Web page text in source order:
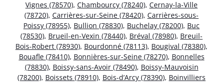
Vignes (78570), Chambourcy (78240), Cernay-la-Ville
(78720), Carrières-sur-Seine (78420), Carrières-sous-
Poissy (78955), Bullion (78830), Buchelay (78200), Buc
(78530), Brueil-en-Vexin (78440), Bréval (78980), Breuil-
Bois-Robert (78930), Bourdonné (78113), Bougival (78380),
Bouafle (78410), Bonnières-sur-Seine (78270), Bonnelles
(78830), Boissy-sans-Avoir (78490), Boissy-Mauvoisin
(78200), Boissets (78910), Bois-d’Arcy (78390), Boinvilliers